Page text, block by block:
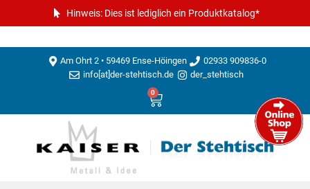
Hinweis: Dies ist lediglich ein Produktkatalog*
Am Ohrt 2 • 59469 Ense-Höingen
02933 909836-0
info[at]der-stehtisch.de
der_stehtisch
0